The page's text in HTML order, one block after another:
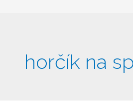
horčík na